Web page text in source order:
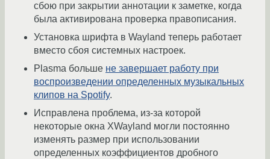
сбою при закрытии аннотации к заметке, когда
была активирована проверка правописания.
Установка шрифта в Wayland теперь работает
вместо сбоя системных настроек.
Plasma больше не завершает работу при
воспроизведении определенных музыкальных
клипов на Spotify.
Исправлена проблема, из-за которой
некоторые окна XWayland могли постоянно
изменять размер при использовании
определенных коэффициентов дробного